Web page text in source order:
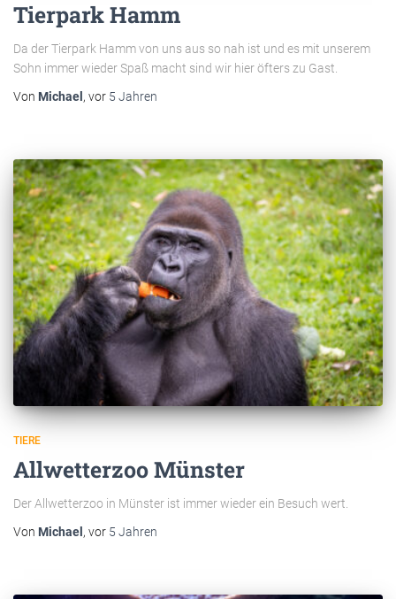
Tierpark Hamm
Da der Tierpark Hamm von uns aus so nah ist und es mit unserem
Sohn immer wieder Spaß macht sind wir hier öfters zu Gast.
Von Michael , vor 5 Jahren
TIERE
Allwetterzoo Münster
Der Allwetterzoo in Münster ist immer wieder ein Besuch wert.
Von Michael , vor 5 Jahren